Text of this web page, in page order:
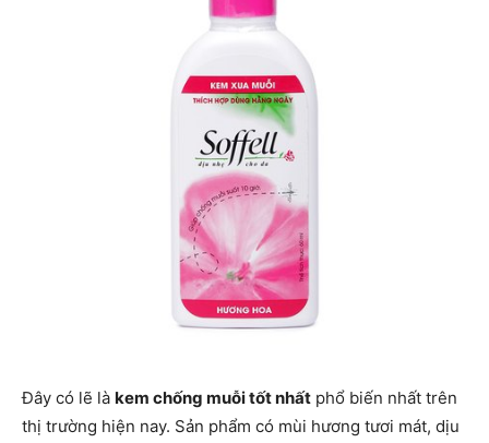
Đây có lẽ là kem chống muỗi tốt nhất phổ biến nhất trên
thị trường hiện nay. Sản phẩm có mùi hương tươi mát, dịu